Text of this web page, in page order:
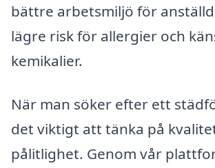
bättre arbetsmiljö för
lägre risk för allergier och
kemikalier.
När man söker efter ett
det viktigt att tänka på
pålitlighet. Genom vår